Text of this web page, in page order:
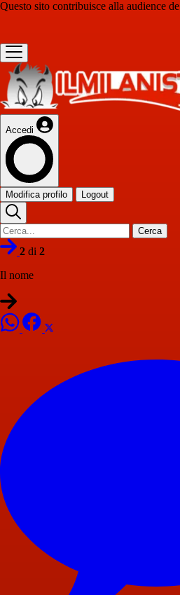
Questo sito contribuisce alla audience de
Accedi
Modifica profilo Logout
Cerca
2 di 2
Il nome